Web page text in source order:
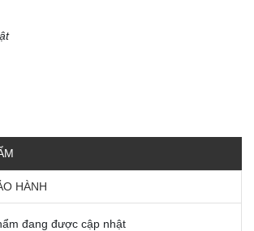
HÀNH
đang được cập nhật